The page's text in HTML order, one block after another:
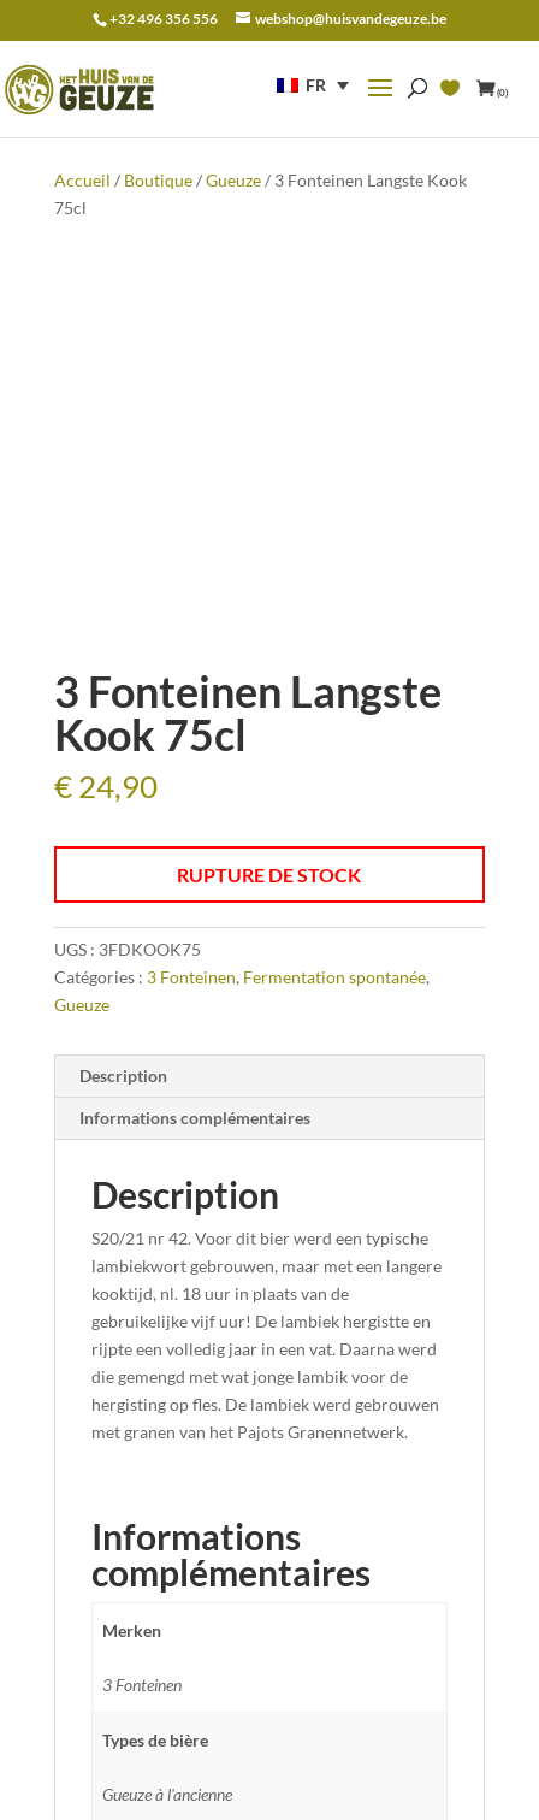
+32 496 356 556 webshop@huisvandegeuze.be
FR (0)
pour :
Accueil / Boutique/Gueuze/ 3 Fonteinen Langste Kook
75cl
3 Fonteinen Langste
Kook 75cl
€24,90
RUPTURE DE STOCK
UGS : 3FDKOOK75
Catégories : 3 Fonteinen, Fermentation spontanée,
Gueuze
Description
Informations complémentaires
Description
S20/21 nr 42. Voor dit bier werd een typische
lambiekwort gebrouwen, maar met een langere
kooktijd, nl. 18 uur in plaats van de
gebruikelijke vijf uur! De lambiek hergistte en
rijpte een volledig jaar in een vat. Daarna werd
die gemengd met wat jonge lambik voor de
hergisting op fles. De lambiek werd gebrouwen
met granen van het Pajots Granennetwerk.
Informations
complémentaires
Merken
3 Fonteinen
Types de bière
Gueuze à l'ancienne